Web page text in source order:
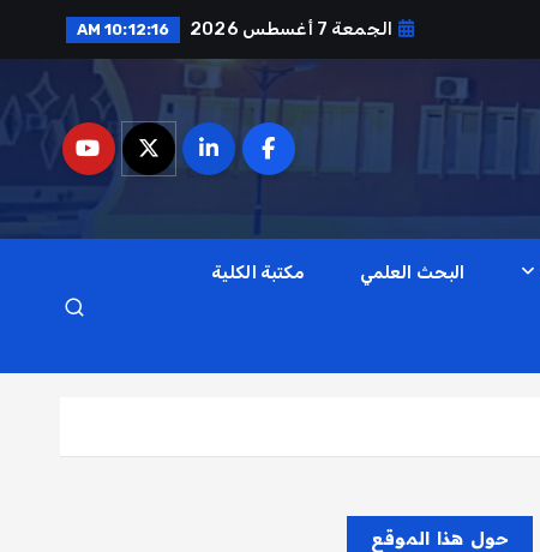
الجمعة 7 أغسطس 2026 10:12:17 AM
البحث العلمي مكتبة الكلية
حول هذا الموقع